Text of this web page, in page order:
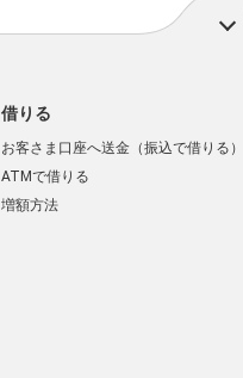
借りる
お客さま口座へ送金（振込で借りる）
ATMで借りる
増額方法